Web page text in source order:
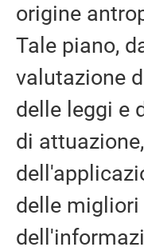
origine
Tale piano,
valutazione
delle leggi e
di
delle